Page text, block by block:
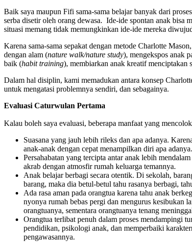
Baik saya maupun Fifi sama-sama belajar banyak dari
serba disetir oleh orang dewasa. Ide-ide spontan anak bisa
situasi memang tidak memungkinkan ide-ide mereka
Karena sama-sama sepakat dengan metode Charlotte
dengan alam (nature walk/nature study), mengekspos anak
baik (habit training), membiarkan anak kreatif menciptakan
Dalam hal disiplin, kami memadukan antara konsep
untuk mengatasi problemnya sendiri, dan sebagainya.
Evaluasi Caturwulan Pertama
Kalau boleh saya evaluasi, beberapa manfaat yang
Suasana yang jauh lebih rileks dan apa adanya.
anak-anak dengan cepat menampilkan diri apa adanya.
Persahabatan yang tercipta antar anak lebih
akrab dengan atmosfir rumah keluarga temannya.
Anak belajar berbagi secara otentik. Di sekolah,
barang, maka dia betul-betul tahu rasanya berbagi,
Ada rasa aman pada orangtua karena tahu anak
nyonya rumah bebas pergi dan mengurus kesibukan
orangtuanya, sementara orangtuanya tenang
Orangtua terlibat penuh dalam proses mendampingi
pendidikan, psikologi anak, dan memperbaiki
pengawasannya.